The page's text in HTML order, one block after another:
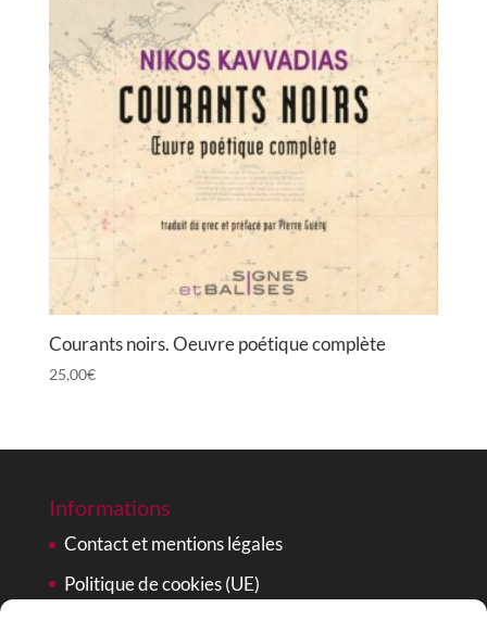
Courants noirs. Oeuvre poétique complète
25,00€
Informations
Contact et mentions légales
Politique de cookies (UE)